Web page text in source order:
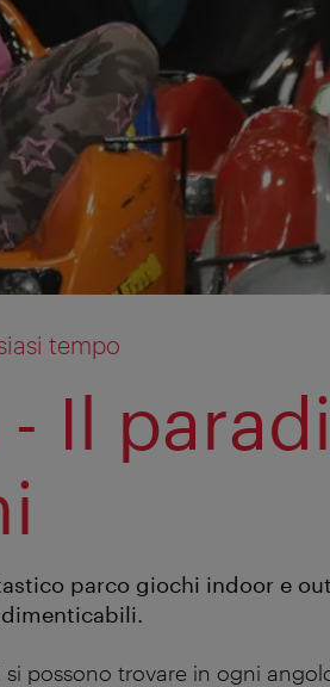
tempo
Il
parco giochi indoor e
possono trovare in ogni